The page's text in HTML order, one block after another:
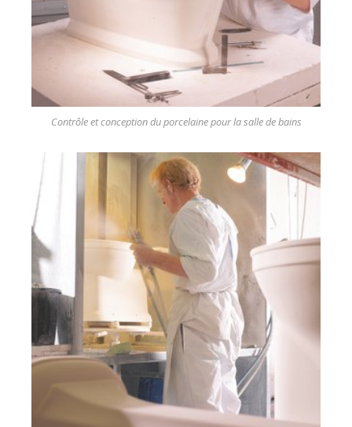
Contrôle et conception du porcelaine pour la salle de bains